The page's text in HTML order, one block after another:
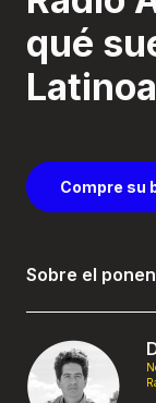
qué
Compre su
Sobre el